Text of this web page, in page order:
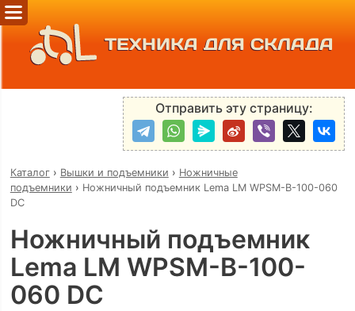
ТЕХНИКА ДЛЯ СКЛАДА
Отправить эту страницу:
Каталог› Вышки и подъемники › Ножничные
подъемники › Ножничный подъемник Lema LM WPSM-B-100-060
DC
Ножничный подъемник
Lema LM WPSM-B-100-
060 DC